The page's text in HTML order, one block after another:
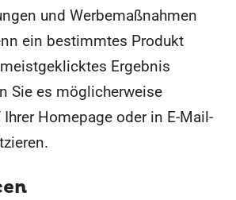
und Werbemaßnahmen
ein bestimmtes Produkt
Ergebnis
Sie es möglicherweise
Homepage oder in E-Mail-